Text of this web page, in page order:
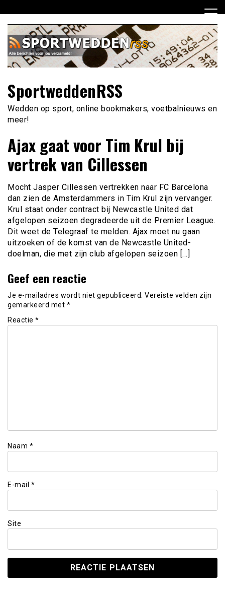
naar
inhoud
SportweddenRSS
Wedden op sport, online bookmakers, voetbalnieuws en
meer!
Ajax gaat voor Tim Krul bij
vertrek van Cillessen
Mocht Jasper Cillessen vertrekken naar FC Barcelona
dan zien de Amsterdammers in Tim Krul zijn vervanger.
Krul staat onder contract bij Newcastle United dat
afgelopen seizoen degradeerde uit de Premier League.
Dit weet de Telegraaf te melden. Ajax moet nu gaan
uitzoeken of de komst van de Newcastle United-
doelman, die met zijn club afgelopen seizoen […]
Geef een reactie
Je e-mailadres wordt niet gepubliceerd. Vereiste velden zijn
gemarkeerd met *
Reactie *
Naam *
E-mail *
Site